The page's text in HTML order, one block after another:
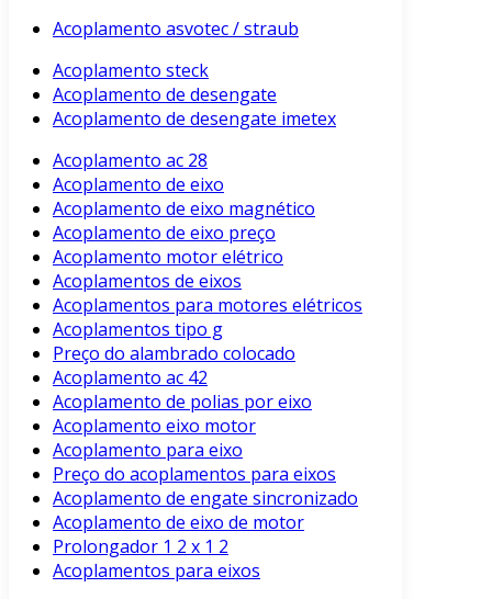
Acoplamento asvotec / straub
Acoplamento steck
Acoplamento de desengate
Acoplamento de desengate imetex
Acoplamento ac 28
Acoplamento de eixo
Acoplamento de eixo magnético
Acoplamento de eixo preço
Acoplamento motor elétrico
Acoplamentos de eixos
Acoplamentos para motores elétricos
Acoplamentos tipo g
Preço do alambrado colocado
Acoplamento ac 42
Acoplamento de polias por eixo
Acoplamento eixo motor
Acoplamento para eixo
Preço do acoplamentos para eixos
Acoplamento de engate sincronizado
Acoplamento de eixo de motor
Prolongador 1 2 x 1 2
Acoplamentos para eixos